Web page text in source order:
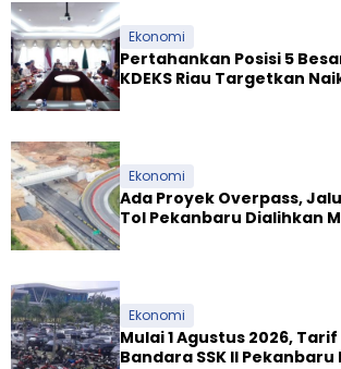
Ekonomi
Pertahankan Posisi 5
KDEKS Riau Targetkan
Ekonomi
Ada Proyek Overpass,
Tol Pekanbaru Dialihkan
Ekonomi
Mulai 1 Agustus 2026,
Bandara SSK II Pekanbaru